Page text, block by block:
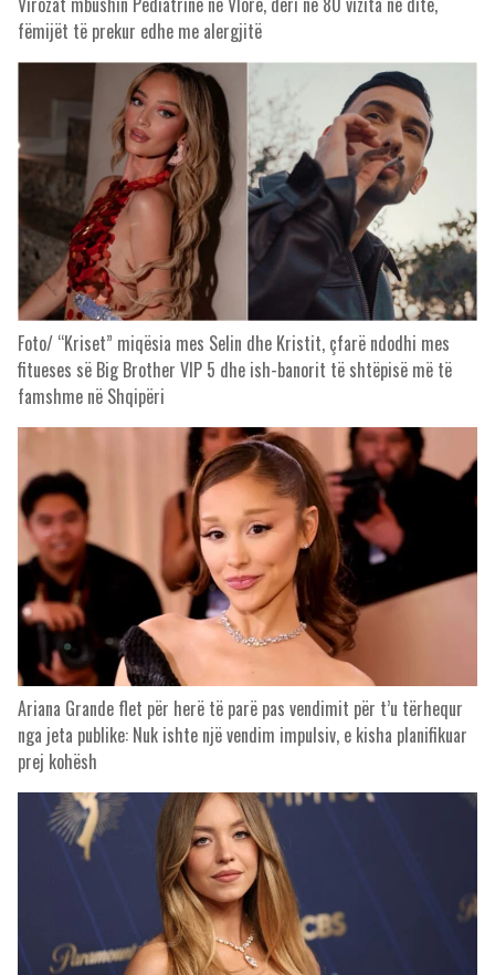
fëmijët të prekur edhe me alergjitë
Foto/ “Kriset” miqësia mes Selin dhe Kristit, çfarë ndodhi mes
fitueses së Big Brother VIP 5 dhe ish-banorit të shtëpisë më të
famshme në Shqipëri
Ariana Grande flet për herë të parë pas vendimit për t’u tërhequr
nga jeta publike: Nuk ishte një vendim impulsiv, e kisha planifikuar
prej kohësh